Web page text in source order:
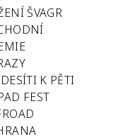
ŠVAGR
K PĚTI
FEST